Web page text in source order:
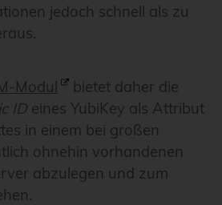
jedoch schnell als zu
Modul
bietet daher die
ID eines YubiKey als Attribut
in einem bei großen
ohnehin vorhandenen
abzulegen und zum